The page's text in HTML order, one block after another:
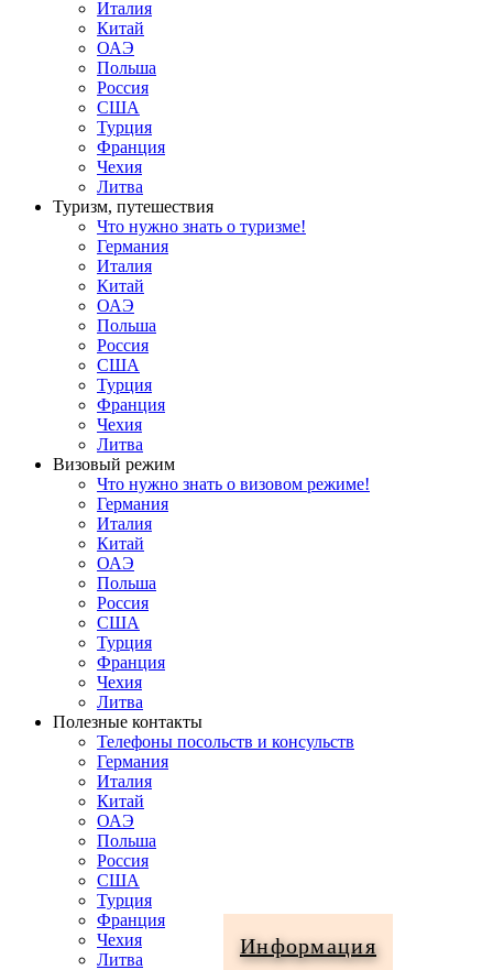
Италия
Китай
ОАЭ
Польша
Россия
США
Турция
Франция
Чехия
Литва
Туризм, путешествия
Что нужно знать о туризме!
Германия
Италия
Китай
ОАЭ
Польша
Россия
США
Турция
Франция
Чехия
Литва
Визовый режим
Что нужно знать о визовом режиме!
Германия
Италия
Китай
ОАЭ
Польша
Россия
США
Турция
Франция
Чехия
Литва
Полезные контакты
Телефоны посольств и консульств
Германия
Италия
Китай
ОАЭ
Польша
Россия
США
Турция
Франция
Чехия
Литва
Информация